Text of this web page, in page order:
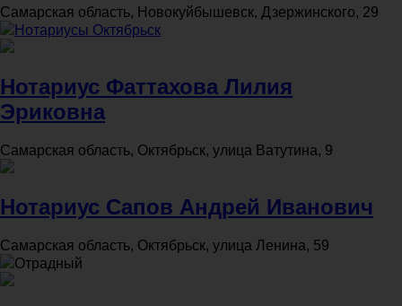
Самарская область, Новокуйбышевск, Дзержинского, 29
Нотариусы Октябрьск
Нотариус Фаттахова Лилия
Эриковна
Самарская область, Октябрьск, улица Ватутина, 9
Нотариус Сапов Андрей Иванович
Самарская область, Октябрьск, улица Ленина, 59
Отрадный